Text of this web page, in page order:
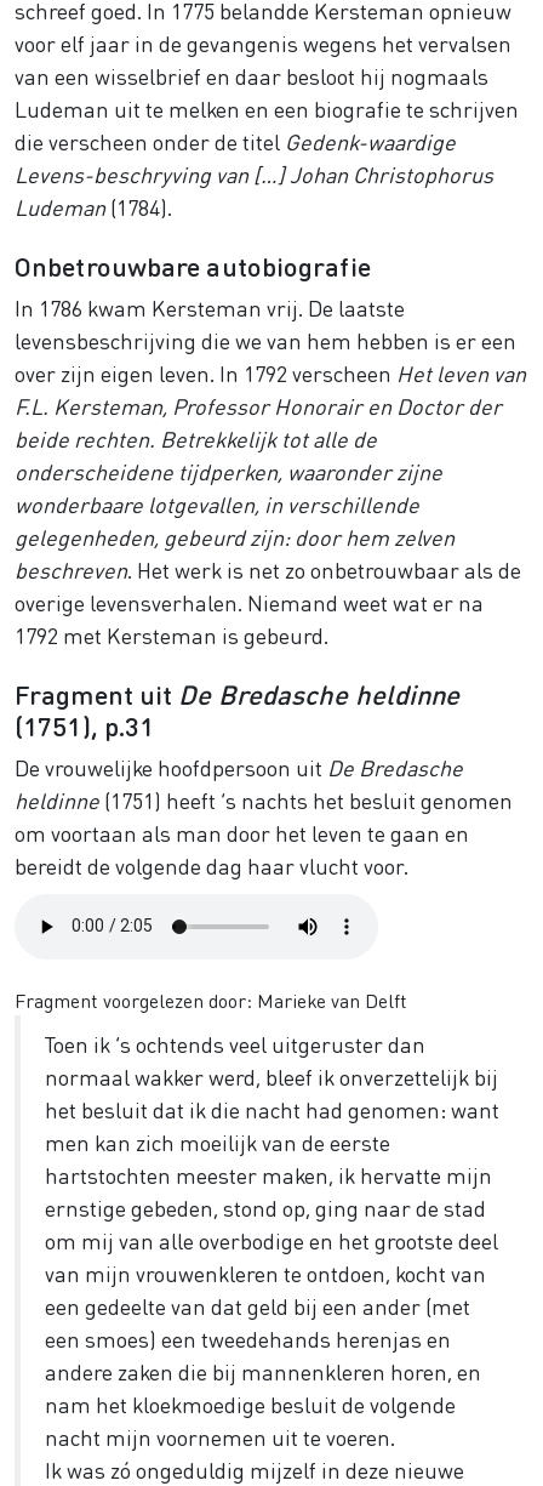
schreef goed. In 1775 belandde Kersteman opnieuw
voor elf jaar in de gevangenis wegens het vervalsen
van een wisselbrief en daar besloot hij nogmaals
Ludeman uit te melken en een biografie te schrijven
die verscheen onder de titel Gedenk-waardige
Levens-beschryving van […] Johan Christophorus
Ludeman(1784).
Onbetrouwbare autobiografie
In 1786 kwam Kersteman vrij. De laatste
levensbeschrijving die we van hem hebben is er een
over zijn eigen leven. In 1792 verscheen Het leven van
F.L. Kersteman, Professor Honorair en Doctor der
beide rechten. Betrekkelijk tot alle de
onderscheidene tijdperken, waaronder zijne
wonderbaare lotgevallen, in verschillende
gelegenheden, gebeurd zijn: door hem zelven
beschreven. Het werk is net zo onbetrouwbaar als de
overige levensverhalen. Niemand weet wat er na
1792 met Kersteman is gebeurd.
Fragment uit De Bredasche heldinne
(1751), p.31
De vrouwelijke hoofdpersoon uit De Bredasche
heldinne (1751) heeft ’s nachts het besluit genomen
om voortaan als man door het leven te gaan en
bereidt de volgende dag haar vlucht voor.
file
Fragment voorgelezen door: Marieke van Delft
Toen ik ’s ochtends veel uitgeruster dan
normaal wakker werd, bleef ik onverzettelijk bij
het besluit dat ik die nacht had genomen: want
men kan zich moeilijk van de eerste
hartstochten meester maken, ik hervatte mijn
ernstige gebeden, stond op, ging naar de stad
om mij van alle overbodige en het grootste deel
van mijn vrouwenkleren te ontdoen, kocht van
een gedeelte van dat geld bij een ander (met
een smoes) een tweedehands herenjas en
andere zaken die bij mannenkleren horen, en
nam het kloekmoedige besluit de volgende
nacht mijn voornemen uit te voeren.
Ik was zó ongeduldig mijzelf in deze nieuwe